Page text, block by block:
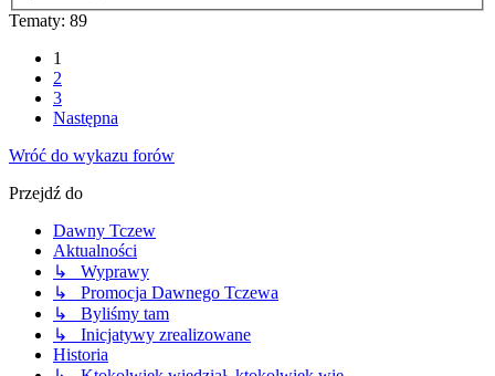
Tematy: 89
1
2
3
Następna
Wróć do wykazu forów
Przejdź do
Dawny Tczew
Aktualności
↳ Wyprawy
↳ Promocja Dawnego Tczewa
↳ Byliśmy tam
↳ Inicjatywy zrealizowane
Historia